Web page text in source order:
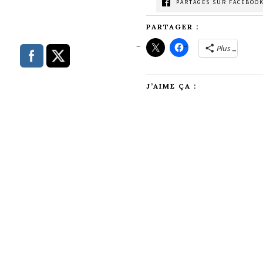
PARTAGES SUR
PARTAGER :
Plus
J’AIME ÇA :